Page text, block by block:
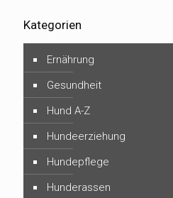
Kategorien
Ernährung
Gesundheit
Hund A-Z
Hundeerziehung
Hundepflege
Hunderassen